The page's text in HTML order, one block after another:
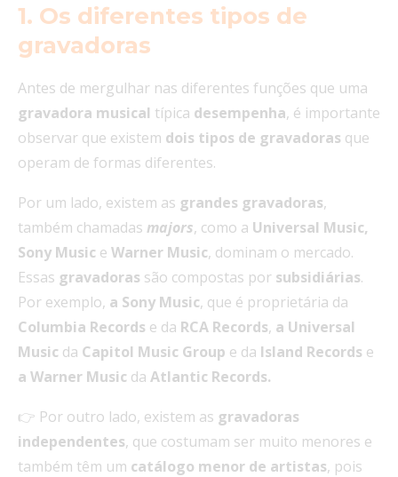
1. Os diferentes tipos de
gravadoras
Antes de mergulhar nas diferentes funções que uma
gravadora musical típica desempenha, é importante
observar que existem dois tipos de gravadoras que
operam de formas diferentes.
Por um lado, existem as grandes gravadoras,
também chamadas majors, como a Universal Music,
Sony Music e Warner Music, dominam o mercado.
Essas gravadoras são compostas por subsidiárias.
Por exemplo, a Sony Music, que é proprietária da
Columbia Records e da RCA Records, a Universal
Music da Capitol Music Group e da Island Records e
a Warner Music da Atlantic Records.
👉 Por outro lado, existem as gravadoras
independentes, que costumam ser muito menores e
também têm um catálogo menor de artistas, pois